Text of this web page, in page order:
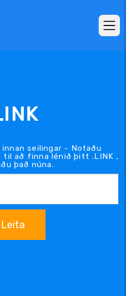
seilingar - Notaðu
til að finna lénið þitt .LINK ,
það núna.
Leita